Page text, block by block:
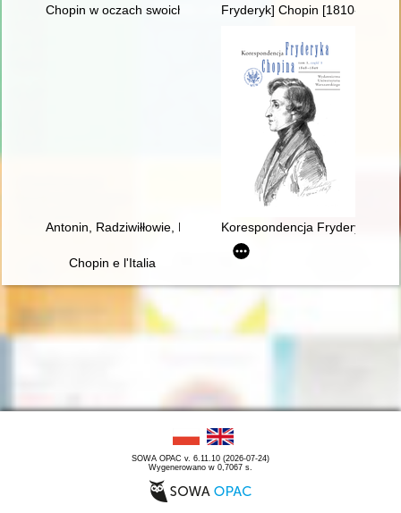
Chopin w oczach swoich uczniówFryderyk] Chopin [1810-1849]
Antonin, Radziwiłłowie, Fryderyk Chopin [1810-1849]
Korespondencja Fryderyka
Chopin e l'Italia
SOWA OPAC v. 6.11.10 (2026-07-24)
Wygenerowano w 0,7067 s.